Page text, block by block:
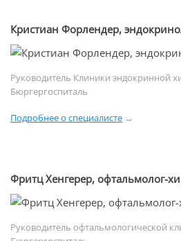
Кристиан Форлендер,
Руководитель Клиники эндокринной
Бюргергоспиталь
Подробнее о специалисте →
Фритц Хенгерер, офтальмолог-
Руководитель офтальмологической